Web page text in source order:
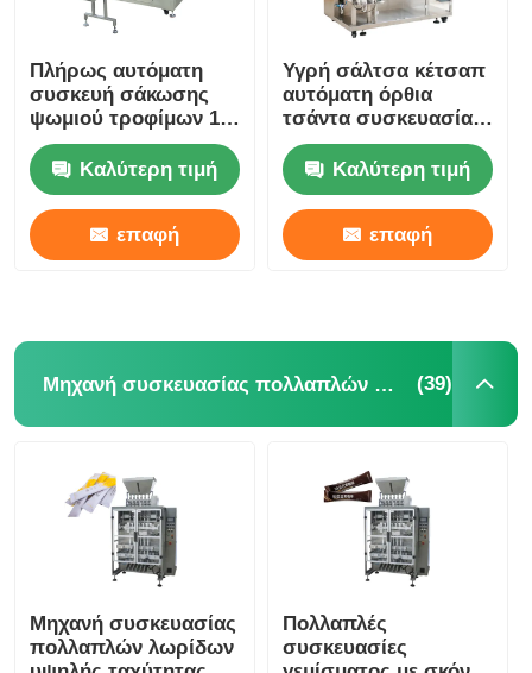
Υπηρεσίες μεταποίησης συσκευασιών
Υλικό συσκευασίας
Πλήρως αυτόματη
συσκευή σάκωσης
ψωμιού τροφίμων 13-
40 σακούλες/λεπτο
Καλύτερη τιμή
επαφή
Υγρή σάλτσα κέτσαπ
αυτόματη όρθια
τσάντα συσκευασία
μηχανή οριζόντια
Καλύτερη τιμή
επαφή
Μηχανή συσκευασίας πολλαπλών λωρίδων (39)
Μηχανή συσκευασίας
πολλαπλών λωρίδων
Πολλαπλές
συσκευασίες